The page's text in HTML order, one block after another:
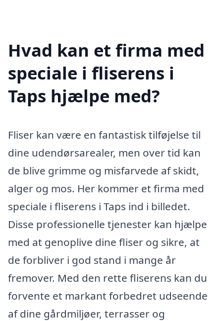
Hvad kan et firma med
speciale i fliserens i
Taps hjælpe med?
Fliser kan være en fantastisk tilføjelse til
dine udendørsarealer, men over tid kan
de blive grimme og misfarvede af skidt,
alger og mos. Her kommer et firma med
speciale i fliserens i Taps ind i billedet.
Disse professionelle tjenester kan hjælpe
med at genoplive dine fliser og sikre, at
de forbliver i god stand i mange år
fremover. Med den rette fliserens kan du
forvente et markant forbedret udseende
af dine gårdmiljøer, terrasser og